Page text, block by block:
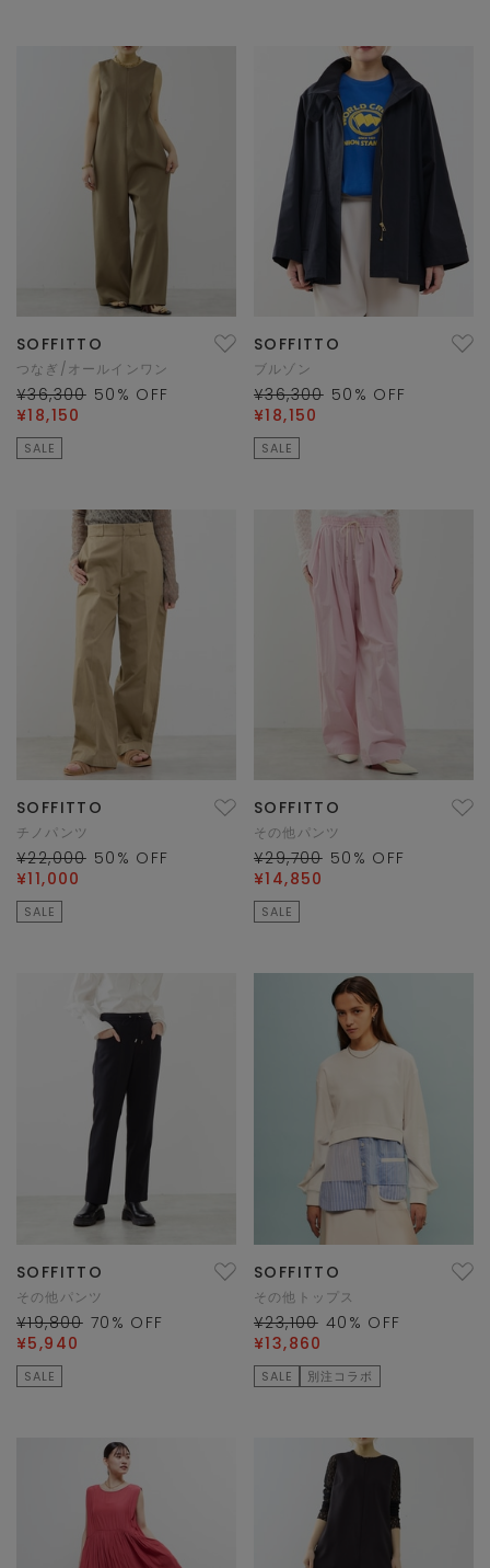
SOFFITTO
つなぎ/オールインワン
¥36,300 50 % OFF
¥18,150
SALE
SOFFITTO
ブルゾン
¥36,300 50 % OFF
¥18,150
SALE
SOFFITTO
チノパンツ
¥22,000 50 % OFF
¥11,000
SALE
SOFFITTO
その他パンツ
¥29,700 50 % OFF
¥14,850
SALE
SOFFITTO
その他パンツ
¥19,800 70 % OFF
¥5,940
SALE
SOFFITTO
その他トップス
¥23,100 40 % OFF
¥13,860
SALE 別注コラボ